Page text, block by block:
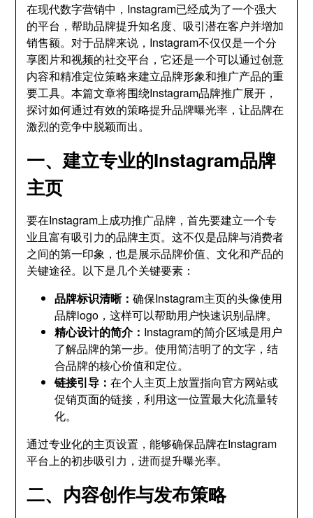
在现代数字营销中，Instagram已经成为了一个强大
的平台，帮助品牌提升知名度、吸引潜在客户并增加
销售额。对于品牌来说，Instagram不仅仅是一个分
享图片和视频的社交平台，它还是一个可以通过创意
内容和精准定位策略来建立品牌形象和推广产品的重
要工具。本篇文章将围绕Instagram品牌推广展开，
探讨如何通过有效的策略提升品牌曝光率，让品牌在
激烈的竞争中脱颖而出。
一、建立专业的Instagram品牌
主页
要在Instagram上成功推广品牌，首先要建立一个专
业且富有吸引力的品牌主页。这不仅是品牌与消费者
之间的第一印象，也是展示品牌价值、文化和产品的
关键途径。以下是几个关键要素：
品牌标识清晰：确保Instagram主页的头像使用
品牌logo，这样可以帮助用户快速识别品牌。
精心设计的简介： Instagram的简介区域是用户
了解品牌的第一步。使用简洁明了的文字，结
合品牌的核心价值和定位。
链接引导：在个人主页上放置指向官方网站或
促销页面的链接，利用这一位置最大化流量转
化。
通过专业化的主页设置，能够确保品牌在Instagram
平台上的初步吸引力，进而提升曝光率。
二、内容创作与发布策略